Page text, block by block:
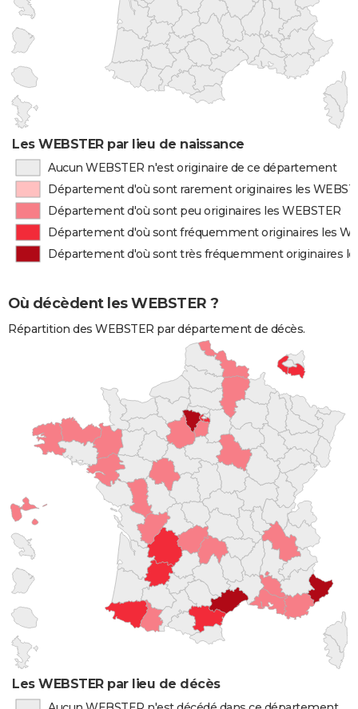
Les WEBSTER par lieu de naissance
Aucun WEBSTER n'est originaire de ce département
Département d'où sont rarement originaires les
Département d'où sont peu originaires les WEBSTER
Département d'où sont fréquemment originaires les
Département d'où sont très fréquemment originaires
Où décèdent les WEBSTER ?
Répartition des WEBSTER par département de décès.
Les WEBSTER par lieu de décès